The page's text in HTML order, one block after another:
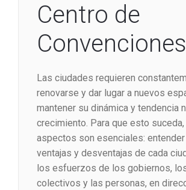
Centro de
Convenciones
Las ciudades requieren
renovarse y dar lugar a nuevos
mantener su dinámica y tendencia
crecimiento. Para que esto
aspectos son esenciales:
ventajas y desventajas de cada
los esfuerzos de los gobiernos,
colectivos y las personas, en